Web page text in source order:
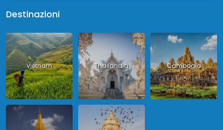
Destinazioni
Vietnam Thailandia Cambogia